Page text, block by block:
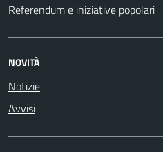
Referendum e iniziative popolari
NOVITÀ
Notizie
Avvisi